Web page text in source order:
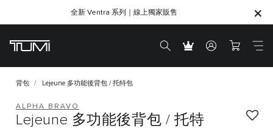
SHOP GIFTS
SHOP GIFTS
全新 Ventra 系列｜線上獨家販售
背包 Lejeune 多功能後背包 / 托特包
ALPHA BRAVO
Lejeune 多功能後背包 / 托特